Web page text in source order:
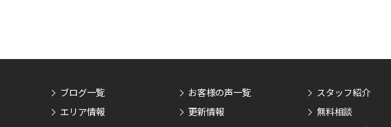
ブログ一覧
エリア情報
お客様の声一覧
更新情報
スタッフ紹介
無料相談